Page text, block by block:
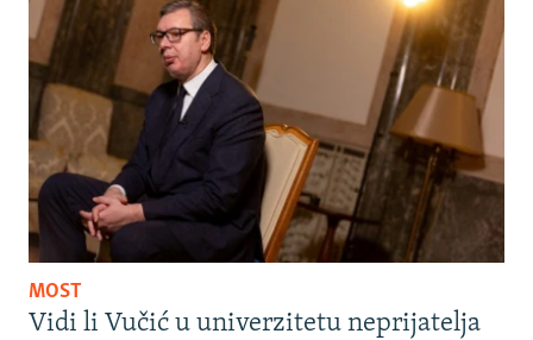
MOST
Vidi li Vučić u univerzitetu neprijatelja